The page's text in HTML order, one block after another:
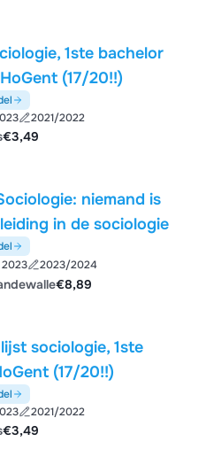
1ste bachelor
(17/20!!)
2021/2022
€3,49
niemand is
in de sociologie
2023/2024
€8,89
sociologie, 1ste
(17/20!!)
2021/2022
€3,49